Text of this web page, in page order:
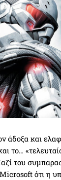
άδοξα και
το…
του
ότι η